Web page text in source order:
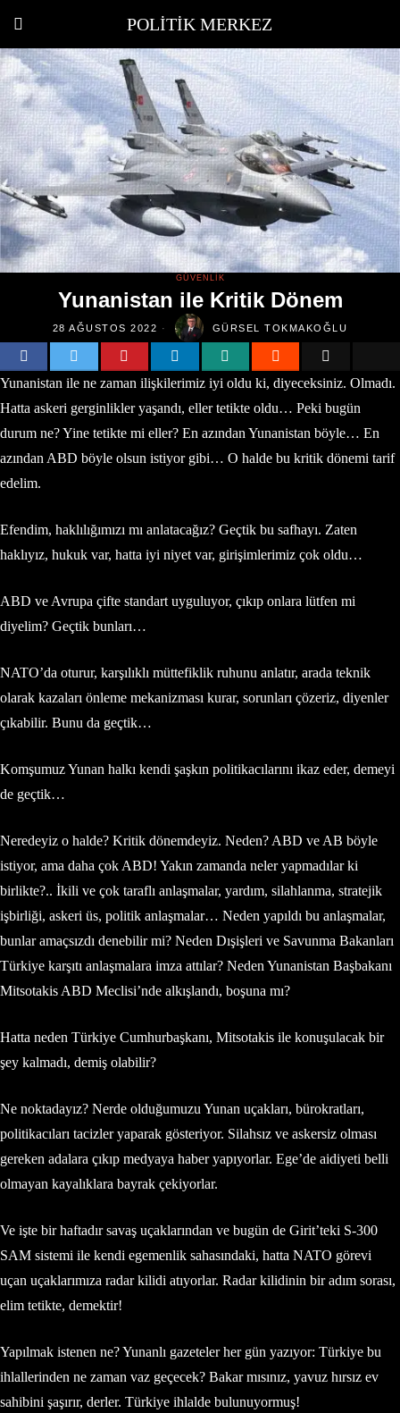
POLITIK MERKEZ
GÜVENLIK
Yunanistan ile Kritik Dönem
28 AĞUSTOS 2022 GÜRSEL TOKMAKOĞLU
Yunanistan ile ne zaman ilişkilerimiz iyi oldu ki, diyeceksiniz. Olmadı.
Hatta askeri gerginlikler yaşandı, eller tetikte oldu… Peki bugün
durum ne? Yine tetikte mi eller? En azından Yunanistan böyle… En
azından ABD böyle olsun istiyor gibi… O halde bu kritik dönemi tarif
edelim.
Efendim, haklılığımızı mı anlatacağız? Geçtik bu safhayı. Zaten
haklıyız, hukuk var, hatta iyi niyet var, girişimlerimiz çok oldu…
ABD ve Avrupa çifte standart uyguluyor, çıkıp onlara lütfen mi
diyelim? Geçtik bunları…
NATO’da oturur, karşılıklı müttefiklik ruhunu anlatır, arada teknik
olarak kazaları önleme mekanizması kurar, sorunları çözeriz, diyenler
çıkabilir. Bunu da geçtik…
Komşumuz Yunan halkı kendi şaşkın politikacılarını ikaz eder, demeyi
de geçtik…
Neredeyiz o halde? Kritik dönemdeyiz. Neden? ABD ve AB böyle
istiyor, ama daha çok ABD! Yakın zamanda neler yapmadılar ki
birlikte?.. İkili ve çok taraflı anlaşmalar, yardım, silahlanma, stratejik
işbirliği, askeri üs, politik anlaşmalar… Neden yapıldı bu anlaşmalar,
bunlar amaçsızdı denebilir mi? Neden Dışişleri ve Savunma Bakanları
Türkiye karşıtı anlaşmalara imza attılar? Neden Yunanistan Başbakanı
Mitsotakis ABD Meclisi’nde alkışlandı, boşuna mı?
Hatta neden Türkiye Cumhurbaşkanı, Mitsotakis ile konuşulacak bir
şey kalmadı, demiş olabilir?
Ne noktadayız? Nerde olduğumuzu Yunan uçakları, bürokratları,
politikacıları tacizler yaparak gösteriyor. Silahsız ve askersiz olması
gereken adalara çıkıp medyaya haber yapıyorlar. Ege’de aidiyeti belli
olmayan kayalıklara bayrak çekiyorlar.
Ve işte bir haftadır savaş uçaklarından ve bugün de Girit’teki S-300
SAM sistemi ile kendi egemenlik sahasındaki, hatta NATO görevi
uçan uçaklarımıza radar kilidi atıyorlar. Radar kilidinin bir adım sorası,
elim tetikte, demektir!
Yapılmak istenen ne? Yunanlı gazeteler her gün yazıyor: Türkiye bu
ihlallerinden ne zaman vaz geçecek? Bakar mısınız, yavuz hırsız ev
sahibini şaşırır, derler. Türkiye ihlalde bulunuyormuş!